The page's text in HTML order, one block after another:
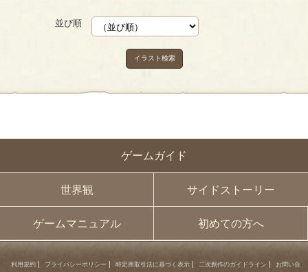
ゲームガイド
世界観 サイドストーリー
ゲームマニュアル 初めての方へ
並び順
イラスト検索
利用規約 プライバシーポリシー 特定商取引法に基づく表示 二次創作のガイドライン お問い合